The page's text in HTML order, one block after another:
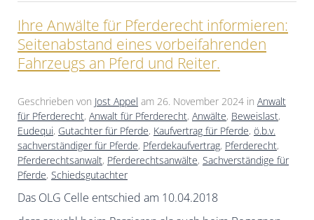
Ihre Anwälte für Pferderecht informieren:
Seitenabstand eines vorbeifahrenden
Fahrzeugs an Pferd und Reiter.
Geschrieben von Jost Appel am 26. November 2024 in Anwalt
für Pferderecht, Anwalt für Pferderecht, Anwälte, Beweislast,
Eudequi, Gutachter für Pferde, Kaufvertrag für Pferde, ö.b.v.
sachverständiger für Pferde, Pferdekaufvertrag, Pferderecht,
Pferderechtsanwalt, Pferderechtsanwälte, Sachverständige für
Pferde, Schiedsgutachter
Das OLG Celle entschied am 10.04.2018